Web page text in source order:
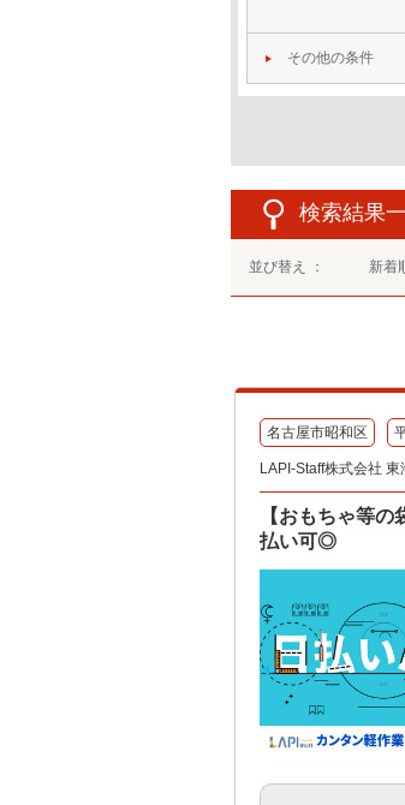
その他の条件
検索結果
並び替え ： 新着
名古屋市昭和区
LAPI-Staff株式会社
【おもちゃ等
払い可◎